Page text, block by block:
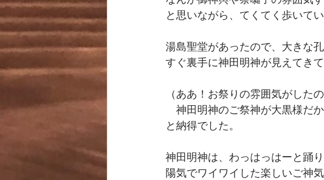
と思いながら、てくてく歩いてい
湯島聖堂があったので、大きな
すぐ裏手に神田明神が見えてきて
（ああ！お祭りの雰囲気がした
神田明神のご祭神が大黒様だか
と納得でした。
神田明神は、わっはっはーと踊
陽気でワイワイした楽しいご神